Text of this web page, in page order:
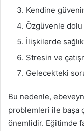
Kendine
Özgüvenle
İlişkilerde
Stresin ve
Gelecekteki
Bu nedenle,
problemleri ile başa
önemlidir. Eğitimde